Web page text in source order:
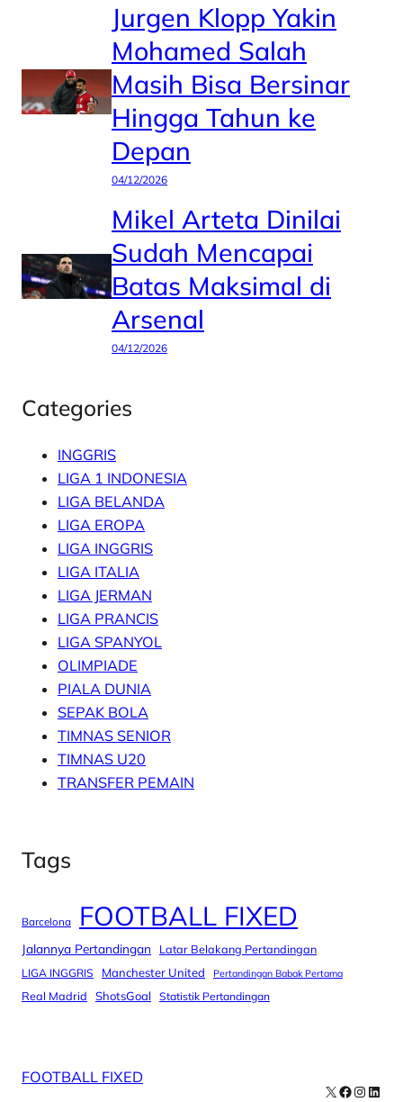
Jurgen Klopp Yakin
Mohamed Salah
Masih Bisa Bersinar
Hingga Tahun ke
Depan
04/12/2026
Mikel Arteta Dinilai
Sudah Mencapai
Batas Maksimal di
Arsenal
04/12/2026
Categories
INGGRIS
LIGA 1 INDONESIA
LIGA BELANDA
LIGA EROPA
LIGA INGGRIS
LIGA ITALIA
LIGA JERMAN
LIGA PRANCIS
LIGA SPANYOL
OLIMPIADE
PIALA DUNIA
SEPAK BOLA
TIMNAS SENIOR
TIMNAS U20
TRANSFER PEMAIN
Tags
Barcelona FOOTBALL FIXED
Jalannya Pertandingan Latar Belakang Pertandingan
LIGA INGGRIS Manchester United Pertandingan Babak Pertama
Real Madrid ShotsGoal Statistik Pertandingan
FOOTBALL FIXED
X Facebook